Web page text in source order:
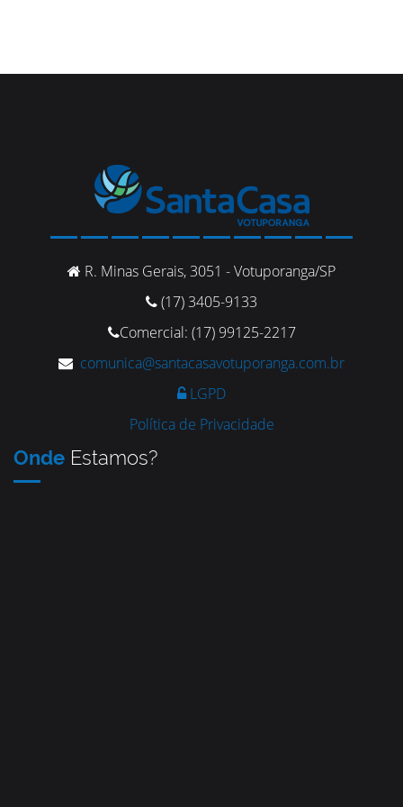
R. Minas Gerais, 3051 - Votuporanga/SP
(17) 3405-9133
Comercial: (17) 99125-2217
comunica@santacasavotuporanga.com.br
LGPD
Política de Privacidade
Onde Estamos?